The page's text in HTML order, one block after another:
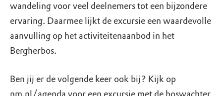
wandeling voor veel deelnemers tot een bijzondere
ervaring. Daarmee lijkt de excursie een waardevolle
aanvulling op het activiteitenaanbod in het
Bergherbos.
Ben jij er de volgende keer ook bij? Kijk op